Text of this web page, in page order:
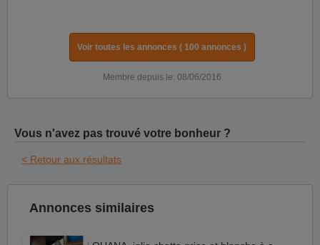
Voir toutes les annonces ( 100 annonces )
Membre depuis le: 08/06/2016
Vous n'avez pas trouvé votre bonheur ?
< Retour aux résultats
Annonces similaires